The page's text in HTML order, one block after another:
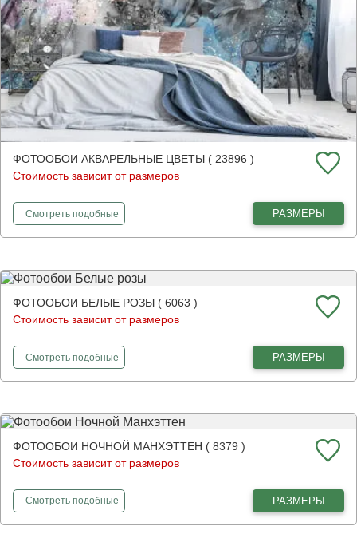
ФОТООБОИ АКВАРЕЛЬНЫЕ ЦВЕТЫ ( 23896 )
Стоимость зависит от размеров
Смотретьфотообои
подобные РАЗМЕРЫ
ФОТООБОИ БЕЛЫЕ РОЗЫ ( 6063 )
Стоимость зависит от размеров
Смотретьфотообои
подобные РАЗМЕРЫ
ФОТООБОИ НОЧНОЙ МАНХЭТТЕН ( 8379 )
Стоимость зависит от размеров
Смотретьфотообои
подобные РАЗМЕРЫ